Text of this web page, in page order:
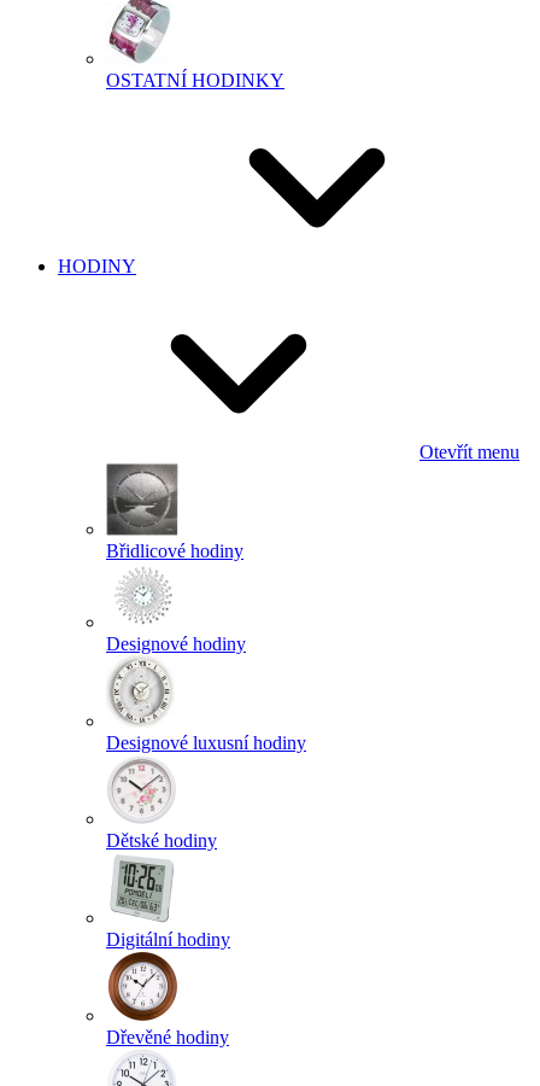
OSTATNÍ HODINKY
HODINY
Otevřít menu
Břidlicové hodiny
Designové hodiny
Designové luxusní hodiny
Dětské hodiny
Digitální hodiny
Dřevěné hodiny